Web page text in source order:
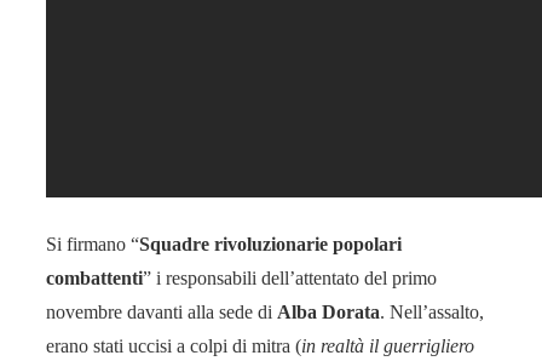
Si firmano “Squadre rivoluzionarie popolari
combattenti” i responsabili dell’attentato del primo
novembre davanti alla sede di Alba Dorata. Nell’assalto,
erano stati uccisi a colpi di mitra (in realtà il guerrigliero